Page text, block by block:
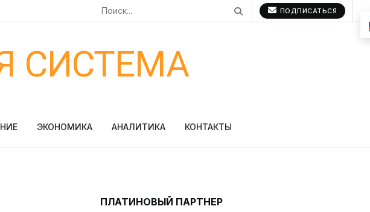
ПОДПИСАТЬСЯ
СИСТЕМА
ЭКОНОМИКА АНАЛИТИКА КОНТАКТЫ
ПЛАТИНОВЫЙ ПАРТНЕР